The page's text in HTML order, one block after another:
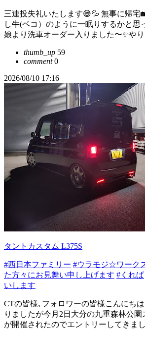
三連投失礼いたします😅💦 無事に帰宅
し牛(ベコ）のように一眠りするか
娘より洗車オーダー入りました〜✨や
thumb_up 59
comment0
2026/08/10 17:16
タントカスタム L375S
#西日本ファミリー #ウラモジ☆ワーク
た方々にお見舞い申し上げます #くれぱ
いします
CTの皆様､フォロワーの皆様こんにち
りましたが今月2日大分の九重森林公
が開催されたのでエントリーしてきま